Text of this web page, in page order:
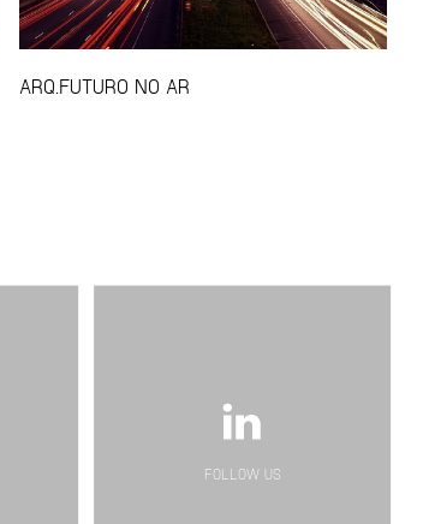
ARQ.FUTURO NO AR
FOLLOW US